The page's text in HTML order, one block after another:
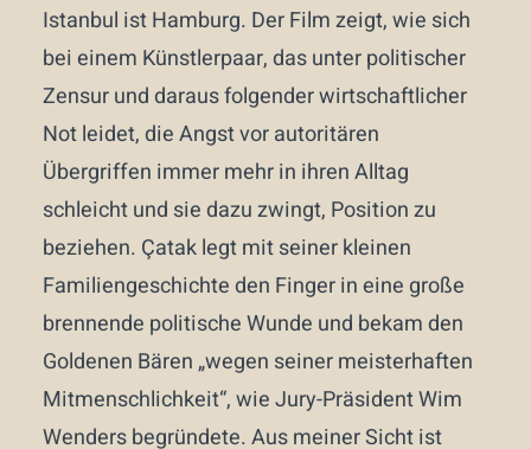
Istanbul ist Hamburg. Der Film zeigt, wie sich
bei einem Künstlerpaar, das unter politischer
Zensur und daraus folgender wirtschaftlicher
Not leidet, die Angst vor autoritären
Übergriffen immer mehr in ihren Alltag
schleicht und sie dazu zwingt, Position zu
beziehen. Çatak legt mit seiner kleinen
Familiengeschichte den Finger in eine große
brennende politische Wunde und bekam den
Goldenen Bären „wegen seiner meisterhaften
Mitmenschlichkeit“, wie Jury-Präsident Wim
Wenders begründete. Aus meiner Sicht ist